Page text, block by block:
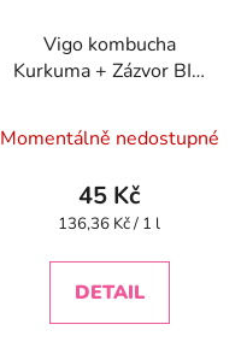
Vigo kombucha
Kurkuma + Zázvor BIO
Momentálně nedostupné
45 Kč
Měrná
136,36 Kč / 1 l
DETAIL